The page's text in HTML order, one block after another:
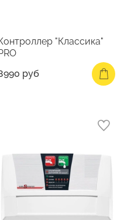
"Классика"
руб